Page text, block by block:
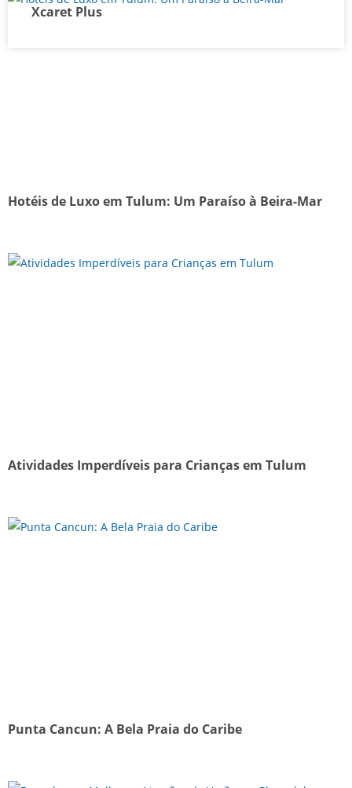
Xcaret Plus
Hotéis de Luxo em Tulum: Um Paraíso à Beira-Mar
Atividades Imperdíveis para Crianças em Tulum
Punta Cancun: A Bela Praia do Caribe